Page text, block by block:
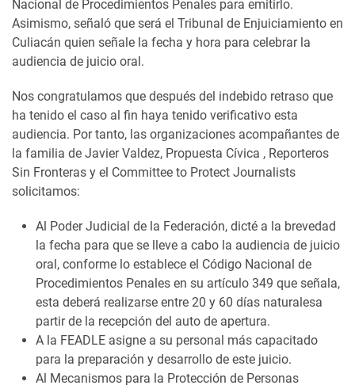
Nacional de Procedimientos Penales para emitirlo.
Asimismo, señaló que será el Tribunal de Enjuiciamiento en
Culiacán quien señale la fecha y hora para celebrar la
audiencia de juicio oral.
Nos congratulamos que después del indebido retraso que
ha tenido el caso al fin haya tenido verificativo esta
audiencia. Por tanto, las organizaciones acompañantes de
la familia de Javier Valdez, Propuesta Cívica , Reporteros
Sin Fronteras y el Committee to Protect Journalists
solicitamos:
Al Poder Judicial de la Federación, dicté a la brevedad
la fecha para que se lleve a cabo la audiencia de juicio
oral, conforme lo establece el Código Nacional de
Procedimientos Penales en su artículo 349 que señala,
esta deberá realizarse entre 20 y 60 días naturalesa
partir de la recepción del auto de apertura.
A la FEADLE asigne a su personal más capacitado
para la preparación y desarrollo de este juicio.
Al Mecanismos para la Protección de Personas